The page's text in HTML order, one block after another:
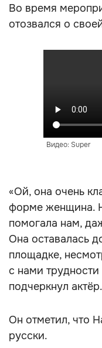
Во время
отозвался о
Видео: Super
«Ой, она очень
форме женщина.
помогала нам,
Она оставалась
площадке,
с нами трудности
подчеркнул актёр.
Он отметил, что
русски.